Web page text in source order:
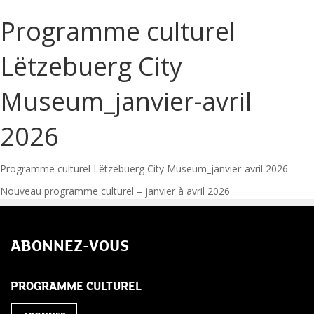
Programme culturel
Lëtzebuerg City
Museum_janvier-avril
2026
Programme culturel Lëtzebuerg City Museum_janvier-avril 2026
Navigation
l’article
Nouveau programme culturel – janvier à avril 2026
ABONNEZ-VOUS
PROGRAMME CULTUREL